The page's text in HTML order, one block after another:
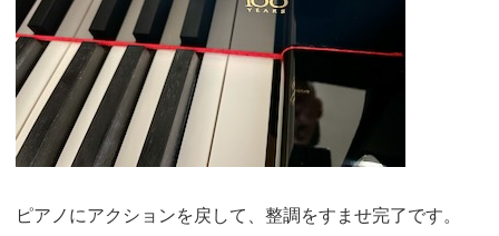
ピアノにアクションを戻して、整調をすませ完了です。